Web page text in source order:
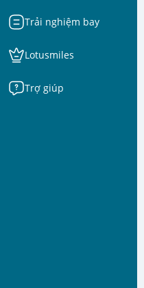
Trải nghiệm bay
Lotusmiles
Trợ giúp